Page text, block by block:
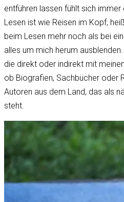
entführen lassen fühlt sich immer
Lesen ist wie Reisen im Kopf,
beim Lesen mehr noch als bei
alles um mich herum
die direkt oder indirekt mit
ob Biografien, Sachbücher oder
Autoren aus dem Land, das als
steht.